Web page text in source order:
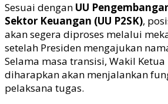
Sesuai dengan UU
Sektor Keuangan (UU P2SK),
akan segera diproses melalui
setelah Presiden mengajukan
Selama masa transisi, Wakil
diharapkan akan menjalankan
pelaksana tugas.